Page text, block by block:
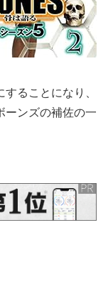
ることになり、
ーンズの補佐の一